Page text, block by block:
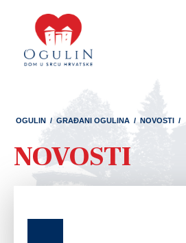
OGULIN / GRAĐANI OGULINA / NOVOSTI /
NOVOSTI